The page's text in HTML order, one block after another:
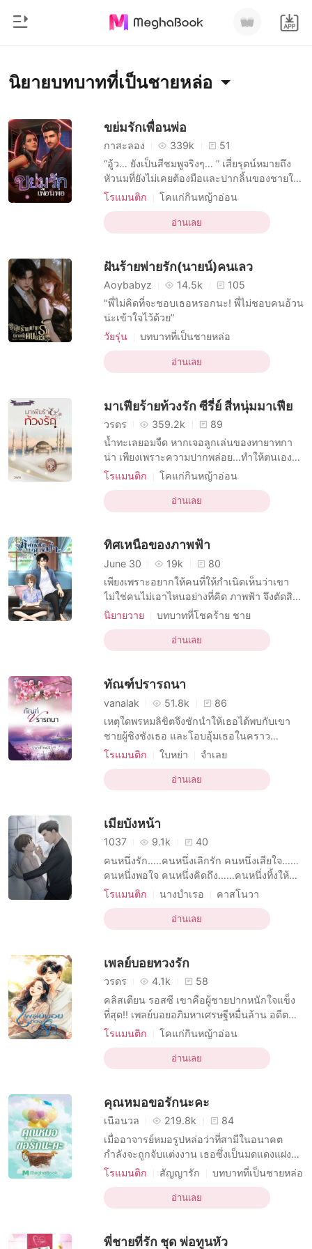
ประวัติการอ่าน
ออกจากระบบ
ดาวน์โหลดแอป
หน้าแรก
สมัยใหม่
ประวัติศาสตร์
โรแมนติก
รายการ
เรื่องสั้นคัดสรร
นิยายบทบาทที่เป็นชายหล่อ
ขย่มรักเพื่อนพ่อ
กาสะลอง 339k
51
“อู้ว… ยังเป็นสีชมพูจริงๆ… ” เสี่ยรุตน์หมายถึง
หัวนมที่ยังไม่เคยต้องมือและปากลิ้นของชายใด
มาก่อน รีบกดริมฝีปากครอบดูดลนลานราวกับ
ข่มกลั้นเสียงร้อง ทว่ามันยิ่งทำให้เสี่ยรุตน์
ชอบใจ กดใบหน้าซุกไซ้เต้าเนื้อพร้อมกับวนลิ้น
โรแมนติก
โคแก่กินหญ้าอ่อน
บทบาทที่เป็นชายหล่อ
บทบาทที่มีเสน่ห์ หญิง
R-18
การมีเพศสัมพันธ์ครั้งแรก
อ่านเลย
ฝันร้ายพ่ายรัก(นายน์)คนเลว
Aoybabyz 14.5k
105
"พี่ไม่คิดที่จะชอบเธอหรอกนะ! พี่ไม่ชอบคนอ้วน
น่ะเข้าใจไว้ด้วย”
วัยรุ่น
บทบาทที่เป็นชายหล่อ
บทบาทที่มีเสน่ห์ หญิง
คู่นอนคืนเดียว
รักวัยรุ่น
พลิกผัน
อ่านเลย
มาเฟียร้ายท้วงรัก ซีรี่ย์ สี่หนุ่มมาเฟีย
วรดร 359.2k
89
น้ำทะเลยอมจืด หากเจอลูกเล่นของทายาทกา
น่า เพียงเพราะความปากพล่อย...ทำให้ตนเอง
เข้าตาจน!! กาฝาก ที่มารดาเก็บมาอุ้มชู ท่าน
บุตรชายคนเดียวไม่พอใจอย่างแรง ยิ่งมารดายื่น
คำขาด...ไม่ว่าเขาจะไปหัวหกก้นขวิดที่ไหน บท
เป็นเหตุผลเดีย
โรแมนติก
โคแก่กินหญ้าอ่อน
บทบาทที่เป็นชายหล่อ
ครอบครัว
คู่สามีภรรยา
การหนีตามไปกับคนรัก
อ่านเลย
ทิศเหนือของภาพฟ้า
June 30 19k
80
เพียงเพราะอยากให้คนที่ให้กำเนิดเห็นว่าเขา
ไม่ใช่คนไม่เอาไหนอย่างที่คิด ภาพฟ้า จึงตัดสิน
ใจเก็บเสื้อยัดใส่กระเป๋าไปอยู่ที่ ไร่ทิศเหนือ เป็น
หน้าตาหล่อเหลาจนเขาอิจฉา แต่เสียอย่างเดียว
คือ ความปากหมา!!! ถ้าไม่ติดว่าเขาต้องอาศัย
นิยายวาย
บทบาทที่โชคร้าย ชาย
บทบาทที่เป็นชายหล่อ
R-18
วัยรุ่น
เทพบุตร
รักแรก
อ่านเลย
ทัณฑ์ปรารถนา
vanalak 51.8k
86
เหตุใดพรหมลิขิตจึงชักนำให้เธอได้พบกับเขา
ชายผู้ชิงชังเธอ และโอบอุ้มเธอในคราว
เดียวกัน เธอเกิดมาในชาติตระกูลต่ำต้อย มี
เปลี่ยนเมื่อญาติเพียงคนเดียวลาจากตลอดกาล
เธอถูกอุปการะโดยเศรษฐีซึ่งพิการไม่สามารถ
หรูหรา โอ่อ่าราวกั
โรแมนติก ใบหย่า
จำเลย
บทบาทที่เป็นชายหล่อ
บทบาทที่เจียมเนื้อเจียมตัว
คู่สามีภรรยา
ความรักที่เย็นชา
อ่านเลย
เมียบังหน้า
1037 9.1k
40
คนหนึ่งรัก…..คนหนึ่งเลิกรัก คนหนึ่งเสียใจ……
คนหนึ่งพอใจ คนหนึ่งคิดถึง……คนหนึ่งทิ้งให้
คิดถึง
โรแมนติก นางบำเรอ
คาสโนวา
บทบาทที่เป็นชายหล่อ
บทบาทที่มีเสน่ห์ ชาย
R-18
การอยู่กินด้วยกัน
การมีเพศสัมพันธ์ครั้งแรก
อ่านเลย
เพลย์บอยทวงรัก
วรดร 4.1k
58
คลิสเตียน รอสซี เขาคือผู้ชายปากหนักใจแข็ง
ที่สุด!! เพลย์บอยอภิมหาเศรษฐีหมื่นล้าน อดีต
มาเฟีย ‘โรม’ หวันยิหวา เธอคือคนธรรมดาที่
เลยตกอยู่กับคนไม่รู้อิโหน่อิเหน่อย่างเธอ เพราะ
ดันทะเล่อทะล่าเข้าไปขวางทางรักของแม่เสือ
‘ลืม’ นั
โรแมนติก
โคแก่กินหญ้าอ่อน
บทบาทที่เป็นชายหล่อ
คู่สามีภรรยา
การอยู่กินด้วยกัน
อ่านเลย
คุณหมอขอรักนะคะ
เนื้อนวล 219.8k
84
เมื่ออาจารย์หมอรูปหล่อว่าที่สามีในอนาคต
กำลังจะถูกจับแต่งงาน เธอซึ่งเป็นมดแดงแฝง
พวงมะม่วงมานานจึงต้องแสดงตัว กลเม็ด หรือ
หมอสุดหล่อมาเป็นสามีก็พอแล้ว “ท่อนชายถูก
ไถไถลไปมากับร่องชุ่ม เม็ดสวาทถูกหัวเอ็น
วินาทีที่รอคอยก
โรแมนติก สัญญารัก
บทบาทที่เป็นชายหล่อ
บทบาทที่เป็นสุภาพบุรุษ
โรแมนติก
นิยายอีโรติก
คู่สามีภรรยา
หมอ ชาย
อ่านเลย
พี่ชายที่รัก ชุด พ่อทูนหัว